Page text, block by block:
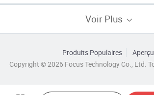
Voir Plus
Produits Populaires
Copyright © 2026 Focus Technology Co., Ltd.